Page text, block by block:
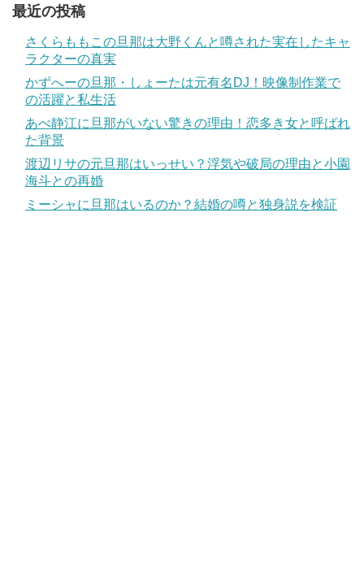
最近の投稿
さくらももこの旦那は大野くんと噂された実在したキャ
ラクターの真実
かずへーの旦那・しょーたは元有名DJ！映像制作業で
の活躍と私生活
あべ静江に旦那がいない驚きの理由！恋多き女と呼ばれ
た背景
渡辺リサの元旦那はいっせい？浮気や破局の理由と小園
海斗との再婚
ミーシャに旦那はいるのか？結婚の噂と独身説を検証